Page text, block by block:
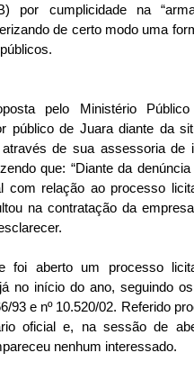
por cumplicidade na
de certo modo uma
pelo Ministério Público
público de Juara diante da
de sua assessoria de
que: “Diante da denúncia
com relação ao processo
na contratação da
foi aberto um processo
no início do ano, seguindo
93 e nº 10.520/02. Referido
oficial e, na sessão de
nenhum interessado.